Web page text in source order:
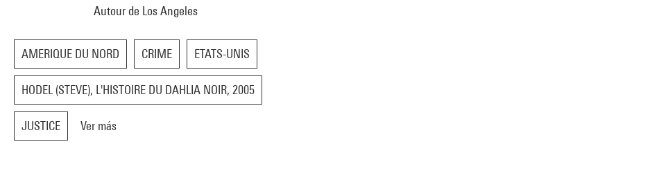
Autour de Los Angeles
AMERIQUE DU NORD CRIME ETATS-UNIS
HODEL (STEVE), L'HISTOIRE DU DAHLIA NOIR, 2005
JUSTICE Ver más